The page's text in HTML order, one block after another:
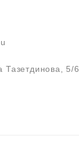
Тазетдинова, 5/6